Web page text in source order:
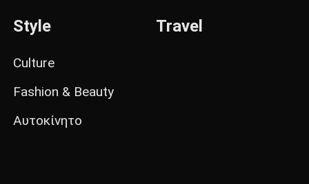
Style
Culture
Fashion & Beauty
Αυτοκίνητο
Travel